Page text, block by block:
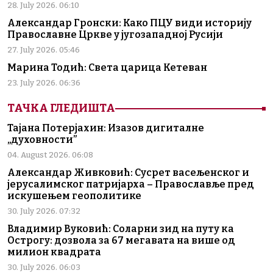
28. July 2026. 06:10
Александар Гронски: Како ПЦУ види историју
Православне Цркве у југозападној Русији
27. July 2026. 05:46
Марина Тодић: Света царица Кетеван
23. July 2026. 06:36
ТАЧКА ГЛЕДИШТА
Тајана Потерјахин: Изазов дигиталне
„духовности”
04. August 2026. 06:08
Александар Живковић: Сусрет васељенског и
јерусалимског патријарха – Православље пред
искушењем геополитике
30. July 2026. 07:32
Владимир Вуковић: Соларни зид на путу ка
Острогу: дозвола за 67 мегавата на више од
милион квадрата
30. July 2026. 06:03